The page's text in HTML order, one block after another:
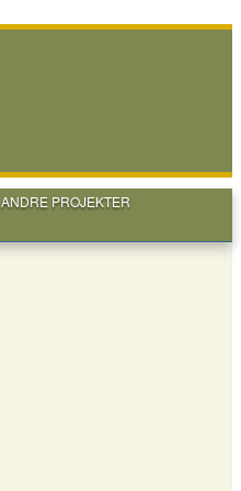
ANDRE PROJEKTER